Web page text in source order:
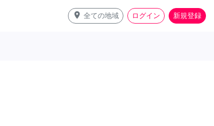
place 全ての地域 ログイン 新規登録